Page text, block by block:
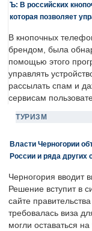
Ъ: В российских
которая позволяет
В кнопочных
брендом, была
помощью этого
управлять
рассылать спам и
сервисам
ТУРИЗМ
Власти Черногории
России и ряда других
Черногория вводит
Решение вступит в
сайте
требовалась виза
могли оставаться